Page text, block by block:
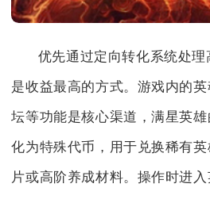
优先通过定向转化系统处
是收益最高的方式。游戏内的
坛等功能是核心渠道，满星英
化为特殊代币，用于兑换稀有
片或高阶养成材料。操作时进